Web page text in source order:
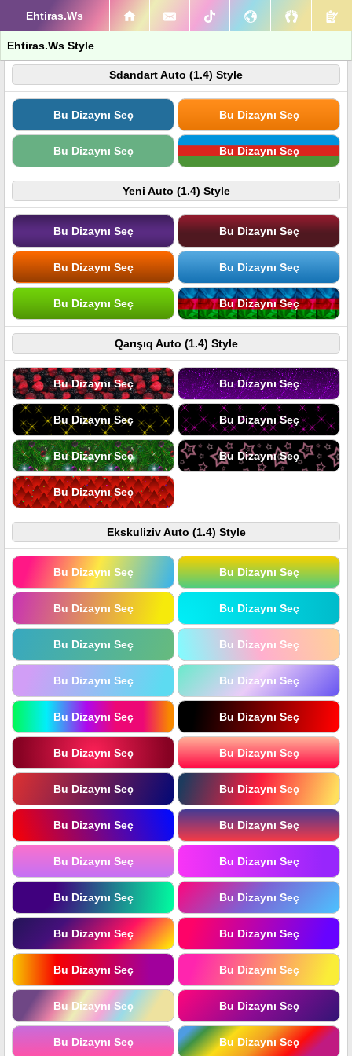
Ehtiras.Ws
Ehtiras.Ws Style
Sdandart Auto (1.4) Style
Bu Dizaynı Seç Bu Dizaynı Seç
Bu Dizaynı Seç Bu Dizaynı Seç
Yeni Auto (1.4) Style
Bu Dizaynı Seç Bu Dizaynı Seç
Bu Dizaynı Seç Bu Dizaynı Seç
Bu Dizaynı Seç Bu Dizaynı Seç
Qarışıq Auto (1.4) Style
Bu Dizaynı Seç Bu Dizaynı Seç
Bu Dizaynı Seç Bu Dizaynı Seç
Bu Dizaynı Seç Bu Dizaynı Seç
Bu Dizaynı Seç
Ekskuliziv Auto (1.4) Style
Bu Dizaynı Seç Bu Dizaynı Seç
Bu Dizaynı Seç Bu Dizaynı Seç
Bu Dizaynı Seç Bu Dizaynı Seç
Bu Dizaynı Seç Bu Dizaynı Seç
Bu Dizaynı Seç Bu Dizaynı Seç
Bu Dizaynı Seç Bu Dizaynı Seç
Bu Dizaynı Seç Bu Dizaynı Seç
Bu Dizaynı Seç Bu Dizaynı Seç
Bu Dizaynı Seç Bu Dizaynı Seç
Bu Dizaynı Seç Bu Dizaynı Seç
Bu Dizaynı Seç Bu Dizaynı Seç
Bu Dizaynı Seç Bu Dizaynı Seç
Bu Dizaynı Seç Bu Dizaynı Seç
Bu Dizaynı Seç Bu Dizaynı Seç